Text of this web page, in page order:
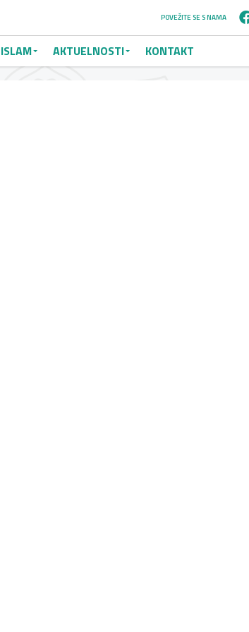
POVEŽITE SE S NAMA
ISLAM AKTUELNOSTI KONTAKT